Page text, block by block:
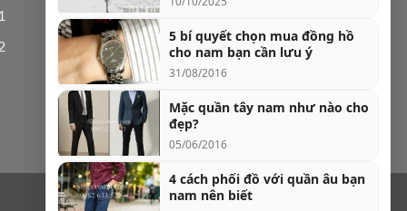
5 bí quyết chọn mua đồng hồ
cho nam bạn cần lưu ý
31/08/2016
Mặc quần tây nam như nào cho
đẹp?
05/06/2016
4 cách phối đồ với quần âu bạn
nam nên biết